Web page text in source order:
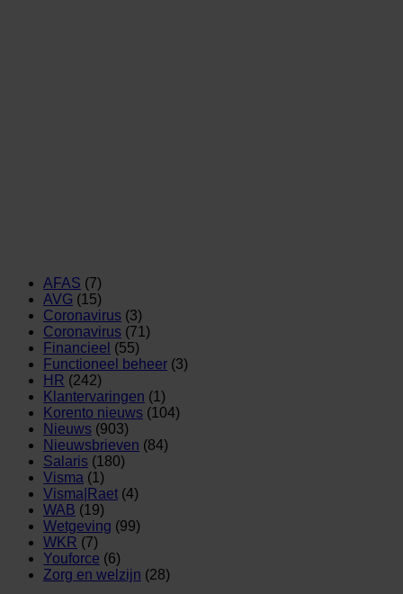
AFAS (7)
AVG (15)
Coronavirus (3)
Coronavirus (71)
Financieel (55)
Functioneel beheer (3)
HR (242)
Klantervaringen (1)
Korento nieuws (104)
Nieuws (903)
Nieuwsbrieven (84)
Salaris (180)
Visma (1)
Visma|Raet (4)
WAB (19)
Wetgeving (99)
WKR (7)
Youforce (6)
Zorg en welzijn (28)